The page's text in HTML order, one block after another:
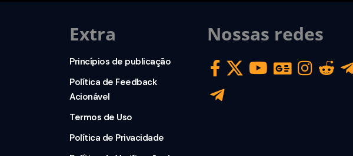
Extra
Princípios de publicação
Política de Feedback
Acionável
Termos de Uso
Política de Privacidade
Nossas redes